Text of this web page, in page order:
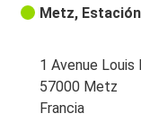
Metz,
1 Avenue Louis
57000 Metz
Francia